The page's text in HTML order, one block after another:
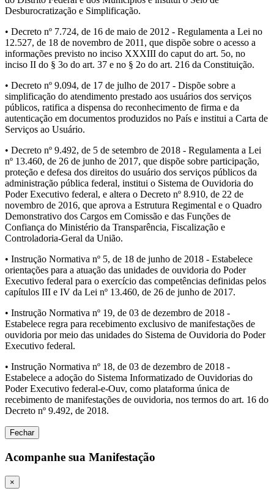
Desburocratização e Simplificação.
• Decreto nº 7.724, de 16 de maio de 2012 - Regulamenta a Lei no
12.527, de 18 de novembro de 2011, que dispõe sobre o acesso a
informações previsto no inciso XXXIII do caput do art. 5o, no
inciso II do § 3o do art. 37 e no § 2o do art. 216 da Constituição.
• Decreto nº 9.094, de 17 de julho de 2017 - Dispõe sobre a
simplificação do atendimento prestado aos usuários dos serviços
públicos, ratifica a dispensa do reconhecimento de firma e da
autenticação em documentos produzidos no País e institui a Carta de
Serviços ao Usuário.
• Decreto nº 9.492, de 5 de setembro de 2018 - Regulamenta a Lei
nº 13.460, de 26 de junho de 2017, que dispõe sobre participação,
proteção e defesa dos direitos do usuário dos serviços públicos da
administração pública federal, institui o Sistema de Ouvidoria do
Poder Executivo federal, e altera o Decreto nº 8.910, de 22 de
novembro de 2016, que aprova a Estrutura Regimental e o Quadro
Demonstrativo dos Cargos em Comissão e das Funções de
Confiança do Ministério da Transparência, Fiscalização e
Controladoria-Geral da União.
• Instrução Normativa nº 5, de 18 de junho de 2018 - Estabelece
orientações para a atuação das unidades de ouvidoria do Poder
Executivo federal para o exercício das competências definidas pelos
capítulos III e IV da Lei nº 13.460, de 26 de junho de 2017.
• Instrução Normativa nº 19, de 03 de dezembro de 2018 -
Estabelece regra para recebimento exclusivo de manifestações de
ouvidoria por meio das unidades do Sistema de Ouvidoria do Poder
Executivo federal.
• Instrução Normativa nº 18, de 03 de dezembro de 2018 -
Estabelece a adoção do Sistema Informatizado de Ouvidorias do
Poder Executivo federal-e-Ouv, como plataforma única de
recebimento de manifestações de ouvidoria, nos termos do art. 16 do
Decreto nº 9.492, de 2018.
Fechar
Acompanhe sua Manifestação
×